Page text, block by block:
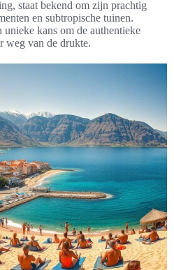
staat bekend om zijn prachtig
en subtropische tuinen.
kans om de authentieke
weg van de drukte.